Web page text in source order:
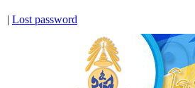
| Lost password